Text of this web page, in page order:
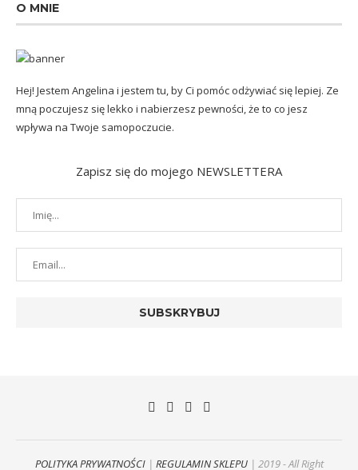
O MNIE
Hej! Jestem Angelina i jestem tu, by Ci pomóc odżywiać się lepiej. Ze
mną poczujesz się lekko i nabierzesz pewności, że to co jesz
wpływa na Twoje samopoczucie.
Zapisz się do mojego NEWSLETTERA
POLITYKA PRYWATNOŚCI| REGULAMIN SKLEPU| 2019 - All Right